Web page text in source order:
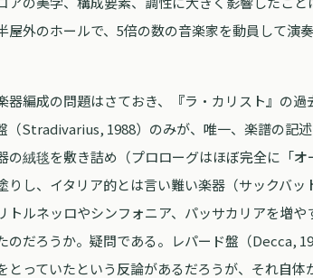
屋外のホールで、5倍の数の音楽家を動員して演
器編成の問題はさておき、『ラ・カリスト』の
（Stradivarius, 1988）のみが、唯一、楽譜の記
の絨毯を敷き詰め（プロローグはほぼ完全に「
りし、イタリア的とは言い難い楽器（サックバ
トルネッロやシンフォニア、パッサカリアを増
のだろうか。疑問である。レパード盤（Decca,
とっていたという反論があるだろうが、それ自